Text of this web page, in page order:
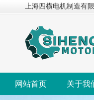
上海四横电机制造有
网站首页 关于我